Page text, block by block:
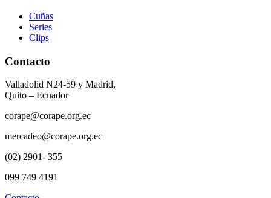
Cuñas
Series
Clips
Contacto
Valladolid N24-59 y Madrid,
Quito – Ecuador
corape@corape.org.ec
mercadeo@corape.org.ec
(02) 2901- 355
099 749 4191